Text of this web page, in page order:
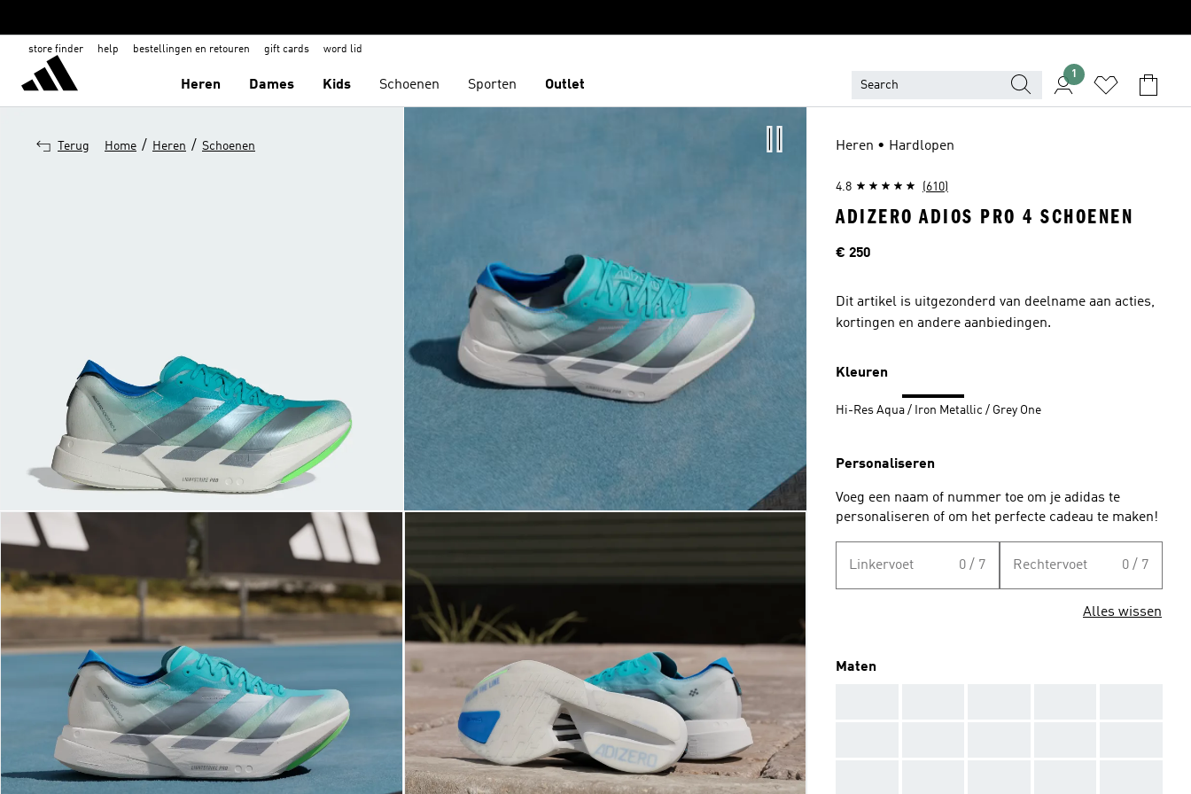
store finder help bestellingen en retouren gift cards word lid
Heren Dames Kids Schoenen Sporten Outlet
1
Terug Home / Heren / Schoenen Heren • Hardlopen
4.8 (610)
ADIZERO ADIOS PRO 4 SCHOENEN
Prijs
€ 250
Dit artikel is uitgezonderd van deelname aan acties,
kortingen en andere aanbiedingen.
Kleuren
Hi-Res Aqua / Iron Metallic / Grey One
Personaliseren
Voeg een naam of nummer toe om je adidas te
personaliseren of om het perfecte cadeau te maken!
Linkervoet 0 / 7 Rechtervoet 0 / 7
Alles wissen
Maten